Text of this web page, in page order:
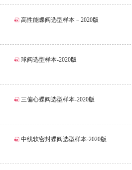
高性能蝶阀选型样本－2020版
球阀选型样本-2020版
三偏心蝶阀选型样本-2020版
中线软密封蝶阀选型样本-2020版